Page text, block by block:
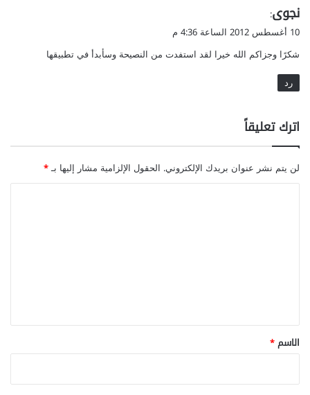
ي
ق
ل
نجوى:
10 أغسطس 2012 الساعة 4:36 م
شكرًا وجزاكم الله خيرا لقد استفدت من النصيحة وسأبدأ في تطبيقها
رد
اترك تعليقاً
لن يتم نشر عنوان بريدك الإلكتروني. الحقول الإلزامية مشار إليها بـ*
*
الاسم*